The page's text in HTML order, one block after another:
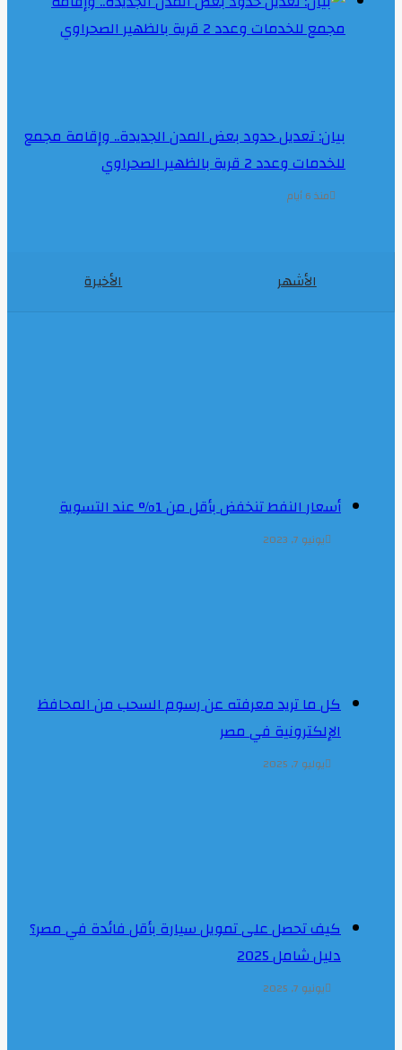
بيان: تعديل حدود بعض المدن الجديدة.. وإقامة مجمع
للخدمات وعدد 2 قرية بالظهير الصحراوي
منذ 6 أيام
الأشهر الأخيرة
أسعار النفط تنخفض بأقل من 1% عند التسوية
يونيو 7, 2023
كل ما تريد معرفته عن رسوم السحب من المحافظ
الإلكترونية في مصر
يوليو 7, 2025
كيف تحصل على تمويل سيارة بأقل فائدة في مصر؟
دليل شامل 2025
يونيو 7, 2025